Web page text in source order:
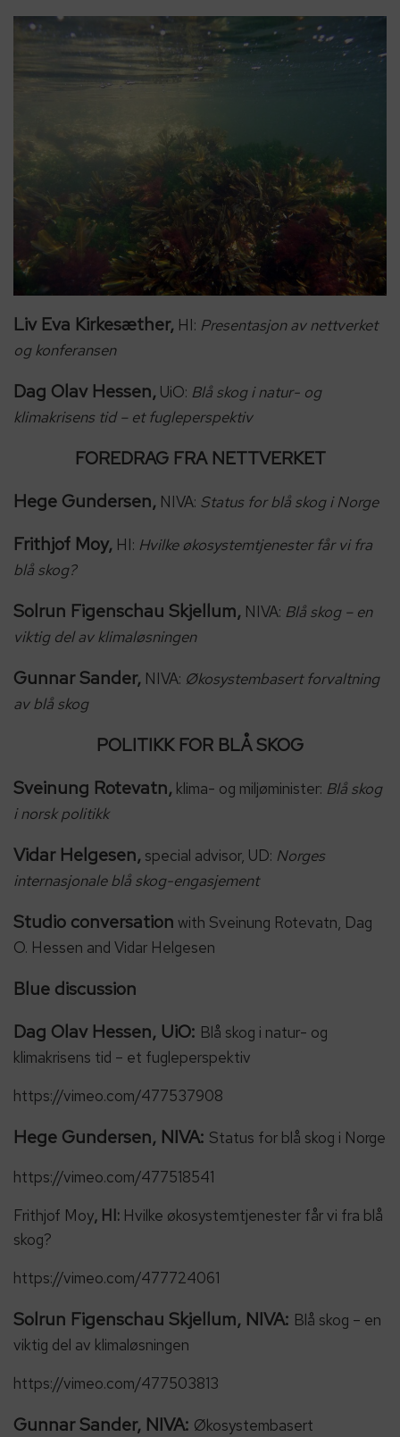
Liv Eva Kirkesæther, HI: Presentasjon av nettverket
og konferansen
Dag Olav Hessen, UiO: Blå skog i natur- og
klimakrisens tid – et fugleperspektiv
FOREDRAG FRA NETTVERKET
Hege Gundersen, NIVA: Status for blå skog i Norge
Frithjof Moy, HI: Hvilke økosystemtjenester får vi fra
blå skog?
Solrun Figenschau Skjellum, NIVA: Blå skog – en
viktig del av klimaløsningen
Gunnar Sander, NIVA: Økosystembasert forvaltning
av blå skog
POLITIKK FOR BLÅ SKOG
Sveinung Rotevatn, klima- og miljøminister: Blå skog
i norsk politikk
Vidar Helgesen, special advisor, UD: Norges
internasjonale blå skog-engasjement
Studio conversation with Sveinung Rotevatn, Dag
O. Hessen and Vidar Helgesen
Blue discussion
Dag Olav Hessen, UiO: Blå skog i natur- og
klimakrisens tid – et fugleperspektiv
https://vimeo.com/477537908
Hege Gundersen, NIVA: Status for blå skog i Norge
https://vimeo.com/477518541
Frithjof Moy, HI: Hvilke økosystemtjenester får vi fra blå
skog?
https://vimeo.com/477724061
Solrun Figenschau Skjellum, NIVA: Blå skog – en
viktig del av klimaløsningen
https://vimeo.com/477503813
Gunnar Sander, NIVA: Økosystembasert